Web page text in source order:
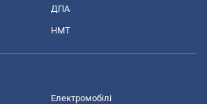
ДПА
НМТ
Електромобілі